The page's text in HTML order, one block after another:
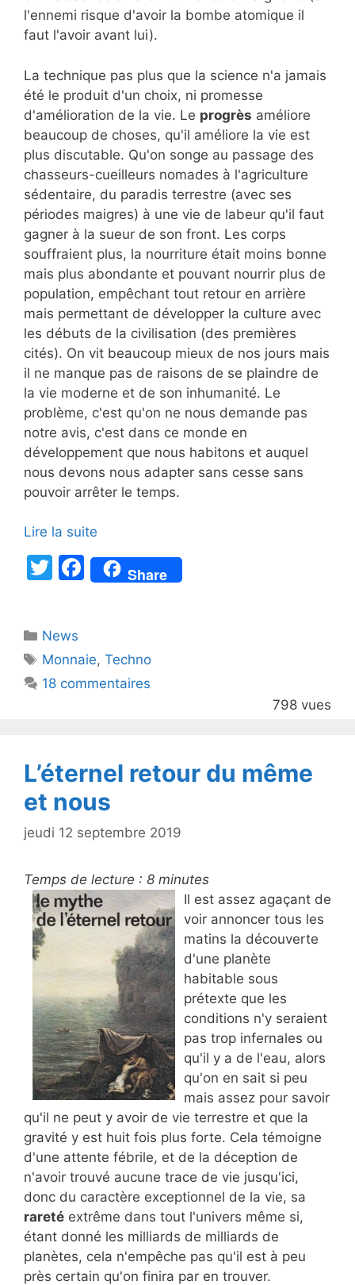
l'ennemi risque d'avoir la bombe atomique il
faut l'avoir avant lui).
La technique pas plus que la science n'a jamais
été le produit d'un choix, ni promesse
d'amélioration de la vie. Le progrès améliore
beaucoup de choses, qu'il améliore la vie est
plus discutable. Qu'on songe au passage des
chasseurs-cueilleurs nomades à l'agriculture
sédentaire, du paradis terrestre (avec ses
périodes maigres) à une vie de labeur qu'il faut
gagner à la sueur de son front. Les corps
souffraient plus, la nourriture était moins bonne
mais plus abondante et pouvant nourrir plus de
population, empêchant tout retour en arrière
mais permettant de développer la culture avec
les débuts de la civilisation (des premières
cités). On vit beaucoup mieux de nos jours mais
il ne manque pas de raisons de se plaindre de
la vie moderne et de son inhumanité. Le
problème, c'est qu'on ne nous demande pas
notre avis, c'est dans ce monde en
développement que nous habitons et auquel
nous devons nous adapter sans cesse sans
pouvoir arrêter le temps.
Lire la suite
T
er
F
a
b
o
Share
Catégories
News
Étiquettes
Monnaie,Techno
18 commentaires
798 vues
L’éternel retour du même
et nous
jeudi 12 septembre 2019
Temps de lecture : 8 minutes
Il est assez agaçant de
voir annoncer tous les
matins la découverte
d'une planète
habitable sous
prétexte que les
conditions n'y seraient
pas trop infernales ou
qu'il y a de l'eau, alors
qu'on en sait si peu
mais assez pour savoir
qu'il ne peut y avoir de vie terrestre et que la
gravité y est huit fois plus forte. Cela témoigne
d'une attente fébrile, et de la déception de
n'avoir trouvé aucune trace de vie jusqu'ici,
donc du caractère exceptionnel de la vie, sa
rareté extrême dans tout l'univers même si,
étant donné les milliards de milliards de
planètes, cela n'empêche pas qu'il est à peu
près certain qu'on finira par en trouver.